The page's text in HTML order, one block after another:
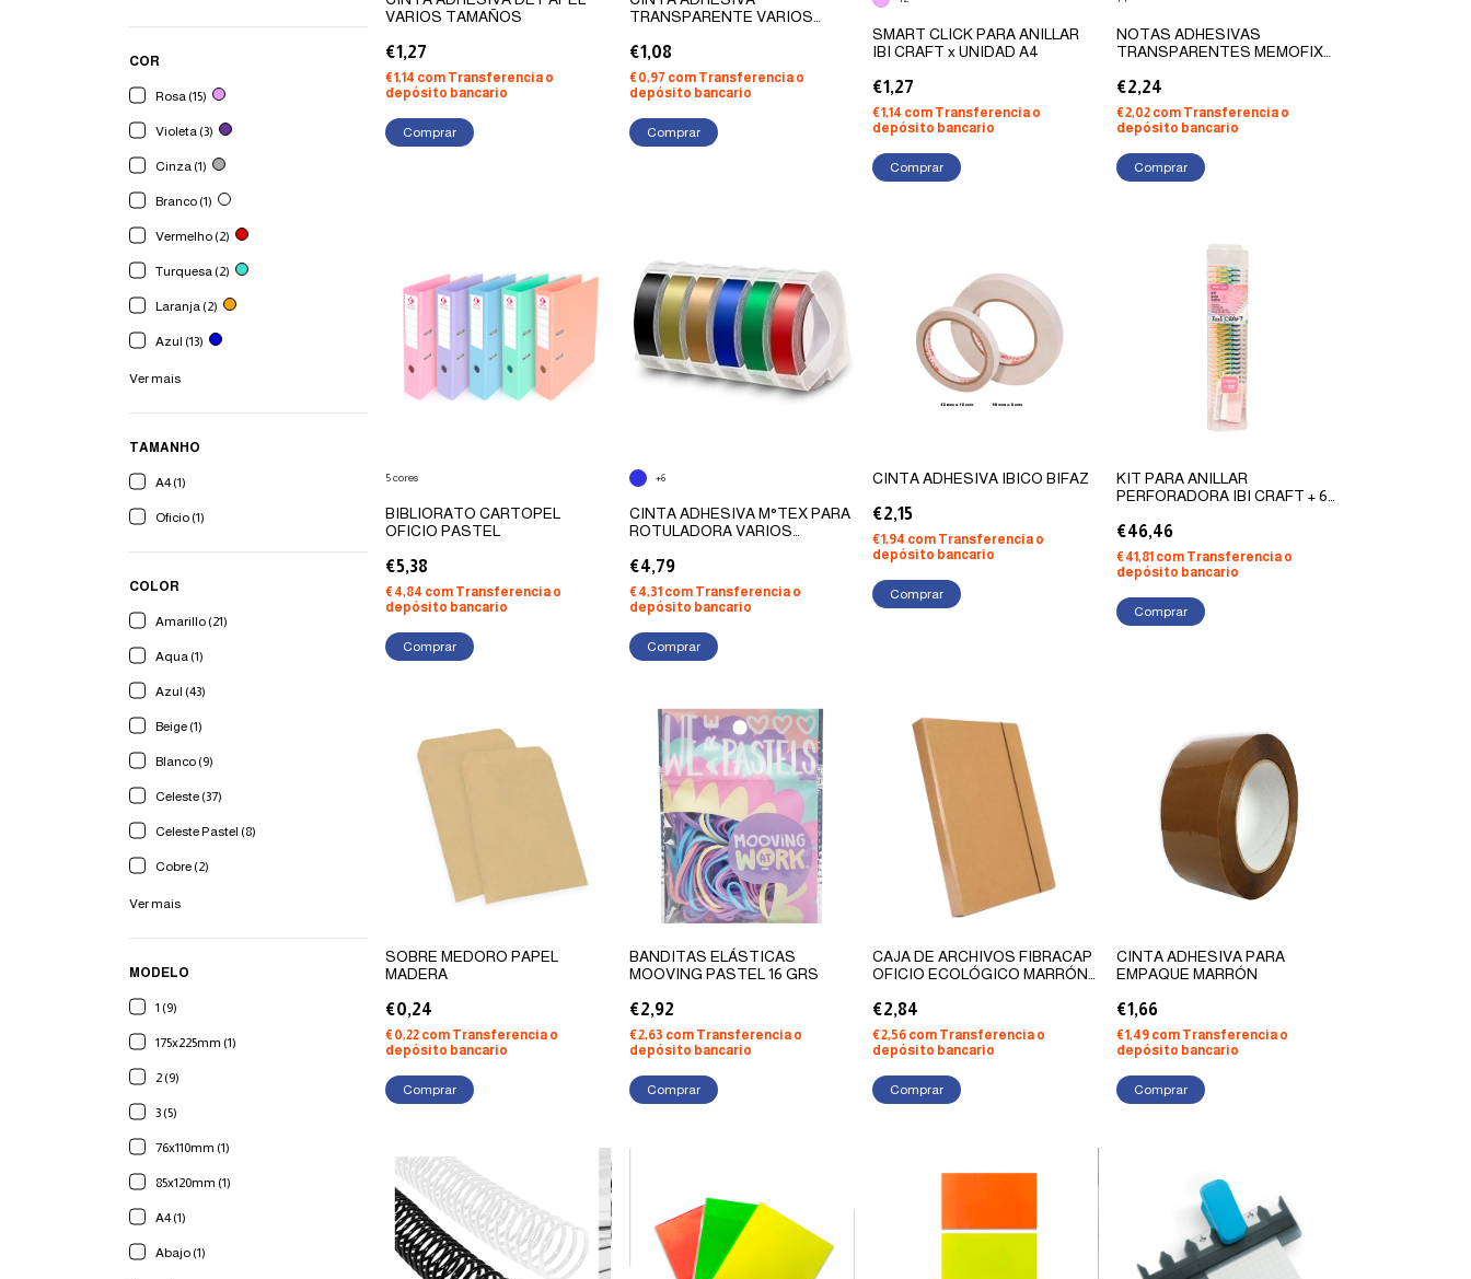
COR
Rosa (15)
Violeta (3)
Cinza (1)
Branco (1)
Vermelho (2)
Turquesa (2)
Laranja (2)
Azul (13)
Ver mais
TAMANHO
A4 (1)
Oficio (1)
COLOR
Amarillo (21)
Aqua (1)
Azul (43)
Beige (1)
Blanco (9)
Celeste (37)
Celeste Pastel (8)
Cobre (2)
Ver mais
MODELO
1 (9)
175x225mm (1)
2 (9)
3 (5)
76x110mm (1)
85x120mm (1)
A4 (1)
Abajo (1)
VARIOS TAMAÑOS
€1,27
€1,14 com Transferencia o
depósito bancario
Comprar
TRANSPARENTE VARIOS
€1,08
€0,97 com Transferencia o
depósito bancario
Comprar
SMART CLICK PARA ANILLAR
IBI CRAFT x UNIDAD A4
€1,27
€1,14 com Transferencia o
depósito bancario
Comprar
NOTAS ADHESIVAS
TRANSPARENTES MEMOFIX
€2,24
€2,02 com Transferencia o
depósito bancario
Comprar
BIBLIORATO CARTOPEL
OFICIO PASTEL
€5,38
€4,84 com Transferencia o
depósito bancario
5 cores
Comprar
CINTA ADHESIVA M°TEX PARA
ROTULADORA VARIOS
€4,79
€4,31 com Transferencia o
depósito bancario
+6
Comprar
CINTA ADHESIVA IBICO BIFAZ
€2,15
€1,94 com Transferencia o
depósito bancario
Comprar
KIT PARA ANILLAR
PERFORADORA IBI CRAFT + 6
€46,46
€41,81 com Transferencia o
depósito bancario
SOBRE MEDORO PAPEL
MADERA
€0,24
€0,22 com Transferencia o
depósito bancario
Comprar
BANDITAS ELÁSTICAS
MOOVING PASTEL 16 GRS
€2,92
€2,63 com Transferencia o
depósito bancario
CAJA DE ARCHIVOS FIBRACAP
OFICIO ECOLÓGICO MARRÓN
€2,84
€2,56 com Transferencia o
depósito bancario
Comprar
CINTA ADHESIVA PARA
EMPAQUE MARRÓN
€1,66
€1,49 com Transferencia o
depósito bancario